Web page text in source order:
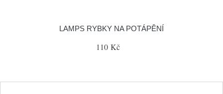
LAMPS RYBKY NA POTÁPĚNÍ
110 Kč